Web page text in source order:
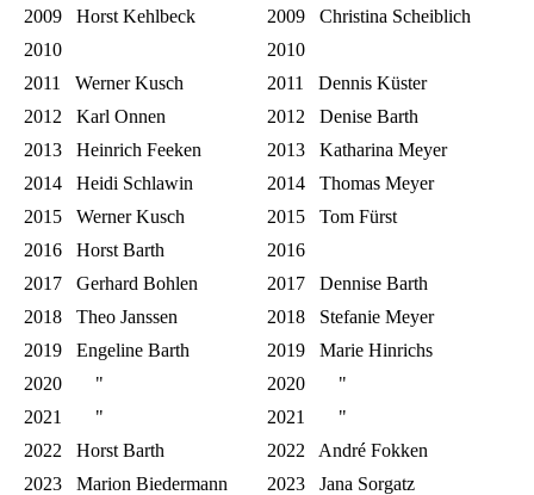
2009 Horst Kehlbeck
2009 Christina Scheiblich
2010
2010
2011 Werner Kusch
2011 Dennis Küster
2012 Karl Onnen
2012 Denise Barth
2013 Heinrich Feeken
2013 Katharina Meyer
2014 Heidi Schlawin
2014 Thomas Meyer
2015 Werner Kusch
2015 Tom Fürst
2016 Horst Barth
2016
2017 Gerhard Bohlen
2017 Dennise Barth
2018 Theo Janssen
2018 Stefanie Meyer
2019 Engeline Barth
2019 Marie Hinrichs
2020 "
2020 "
2021 "
2021 "
2022 Horst Barth
2022 André Fokken
2023 Marion Biedermann
2023 Jana Sorgatz